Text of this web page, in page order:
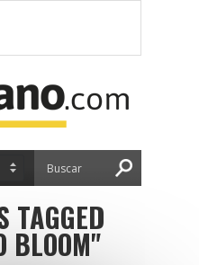
TAGGED
BLOOM"